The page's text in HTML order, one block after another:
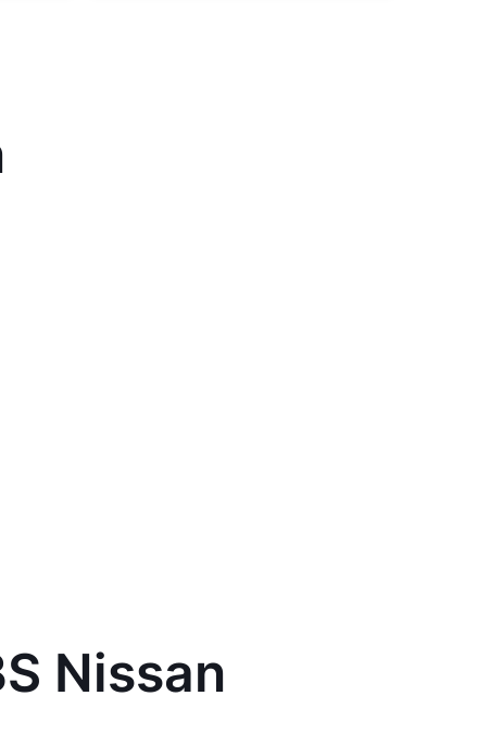
Nissan